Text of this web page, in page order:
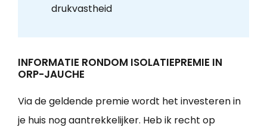
drukvastheid
INFORMATIE RONDOM ISOLATIEPREMIE IN
ORP-JAUCHE
Via de geldende premie wordt het investeren in
je huis nog aantrekkelijker. Heb ik recht op